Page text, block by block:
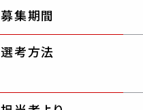
募集期間
選考方法